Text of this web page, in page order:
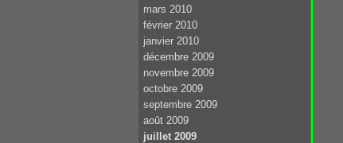
mars 2010
février 2010
janvier 2010
décembre 2009
novembre 2009
octobre 2009
septembre 2009
août 2009
juillet 2009